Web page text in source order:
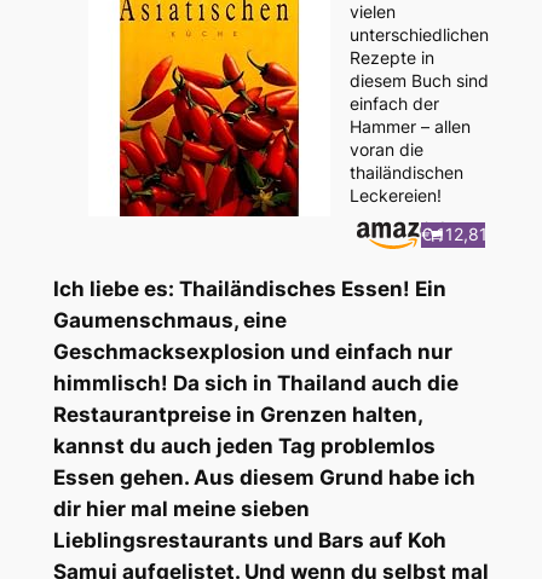
vielen
unterschiedlichen
Rezepte in
diesem Buch sind
einfach der
Hammer – allen
voran die
thailändischen
Leckereien!
€ 112,81
Ich liebe es: Thailändisches Essen! Ein
Gaumenschmaus, eine
Geschmacksexplosion und einfach nur
himmlisch! Da sich in Thailand auch die
Restaurantpreise in Grenzen halten,
kannst du auch jeden Tag problemlos
Essen gehen. Aus diesem Grund habe ich
dir hier mal meine sieben
Lieblingsrestaurants und Bars auf Koh
Samui aufgelistet. Und wenn du selbst mal